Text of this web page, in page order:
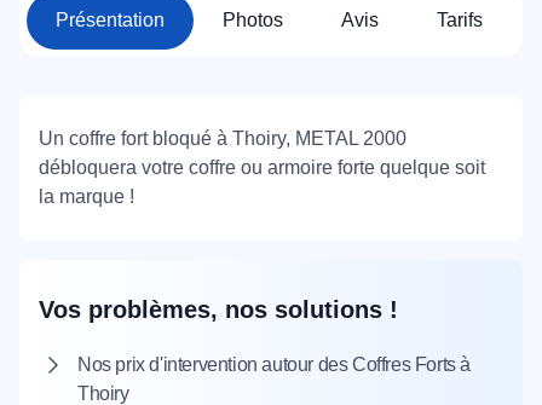
Présentation Photos Avis Tarifs
Un coffre fort bloqué à Thoiry, METAL 2000
débloquera votre coffre ou armoire forte quelque soit
la marque !
Vos problèmes, nos solutions !
Nos prix d'intervention autour des Coffres Forts à
Thoiry